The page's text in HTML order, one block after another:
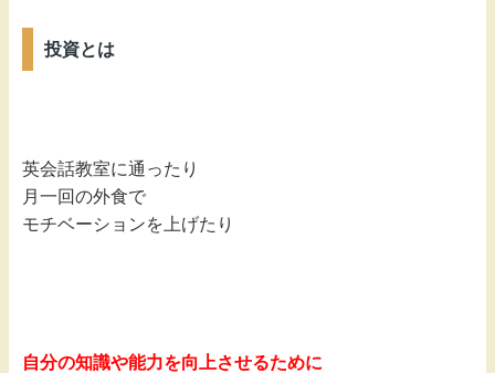
投資とは
英会話教室に通ったり
月一回の外食で
モチベーションを上げたり
自分の知識や能力を向上させるために